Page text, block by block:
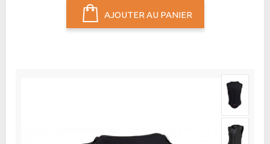
AJOUTER AU PANIER